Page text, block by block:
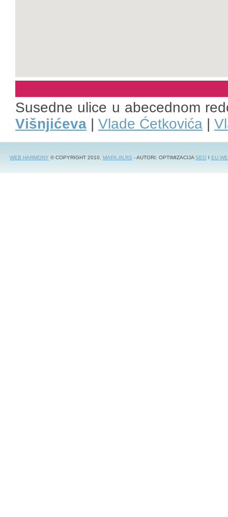
Susedne ulice u abecednom
Višnjićeva | Vlade Ćetkovića |
WEB HARMONY © COPYRIGHT 2010. MAPA.IN.RS - AUTORI: OPTIMIZACIJASEO I EU